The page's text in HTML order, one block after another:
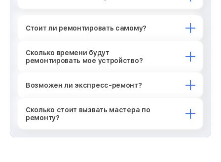
Стоит ли ремонтировать самому?
Сколько времени будут
ремонтировать мое устройство?
Возможен ли экспресс-ремонт?
Сколько стоит вызвать мастера по
ремонту?